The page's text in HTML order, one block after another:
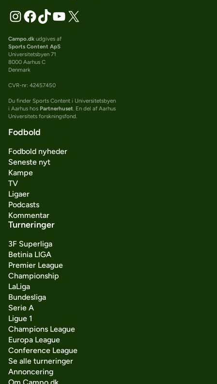
Campo.dkudgives af
Sports Content ApS
Universitetsbyen 71
8000 Aarhus C
Denmark
CVR-nr: 42457450
Du finder Sports Content i Universitetsbyen
i Aarhus hos Partnerhuset. En del af Aarhus
Universitets forskningsfond.
Fodbold
Fodbold nyheder
Seneste nyt
Kampe
TV
Ligaer
Podcasts
Kommentar
Turneringer
3F Superliga
Betinia LIGA
Premier League
Championship
LaLiga
Bundesliga
Serie A
Ligue 1
Champions League
Europa League
Conference League
Se alle turneringer
Annoncering